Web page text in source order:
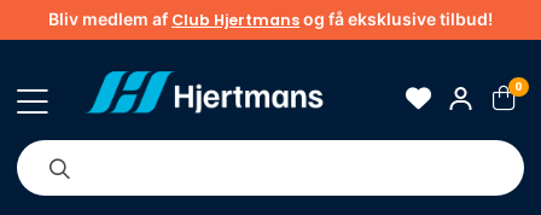
Bliv medlem af Club Hjertmansog få eksklusive tilbud!
0